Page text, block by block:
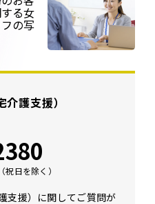
護支援）
祝日を除く）
支援）に関してご質問が